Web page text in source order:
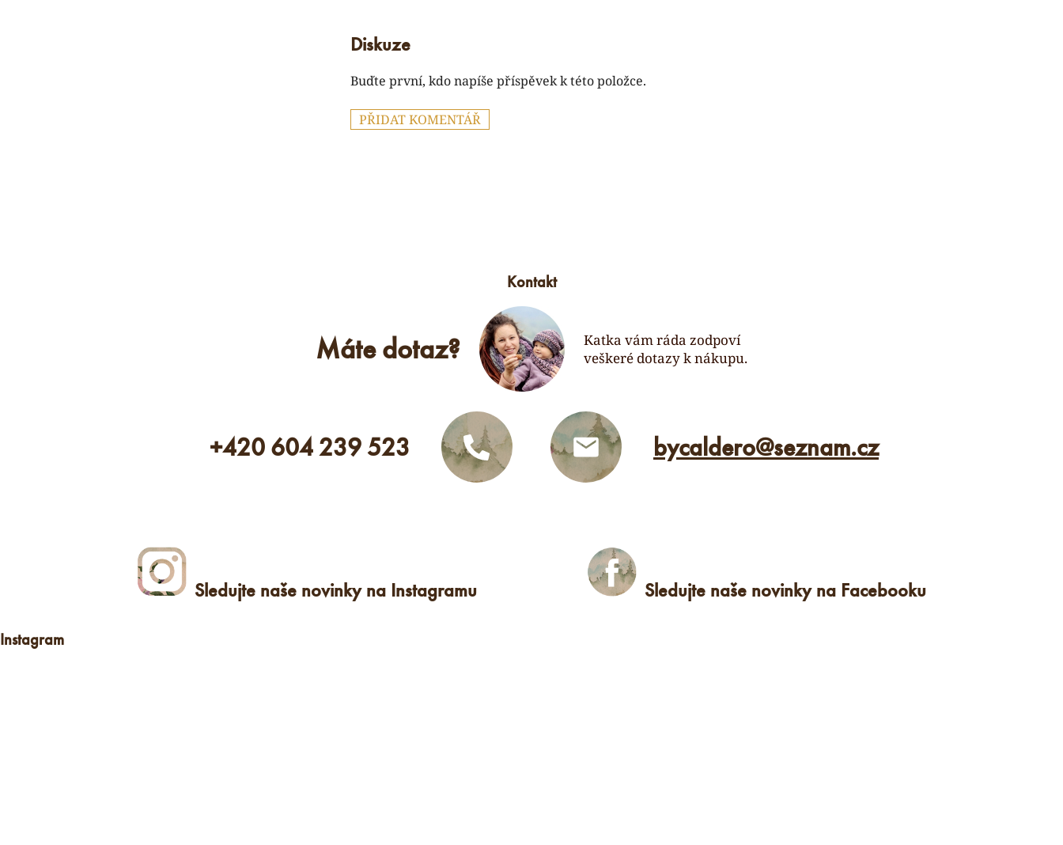
n
c
n
í
Diskuze
Buďte první, kdo napíše příspěvek k této položce.
PŘIDAT KOMENTÁŘ
Kontakt
Máte dotaz?
Katka vám ráda zodpoví
veškeré dotazy k nákupu.
bycaldero@seznam.cz
+420 604 239 523
Sledujte naše novinky na Facebooku
Sledujte naše novinky na Instagramu
Instagram